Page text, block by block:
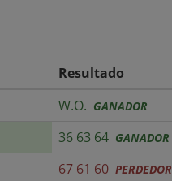
Resultado
W.O. GANADOR
36 63 64 GANADOR
67 61 60 PERDEDOR